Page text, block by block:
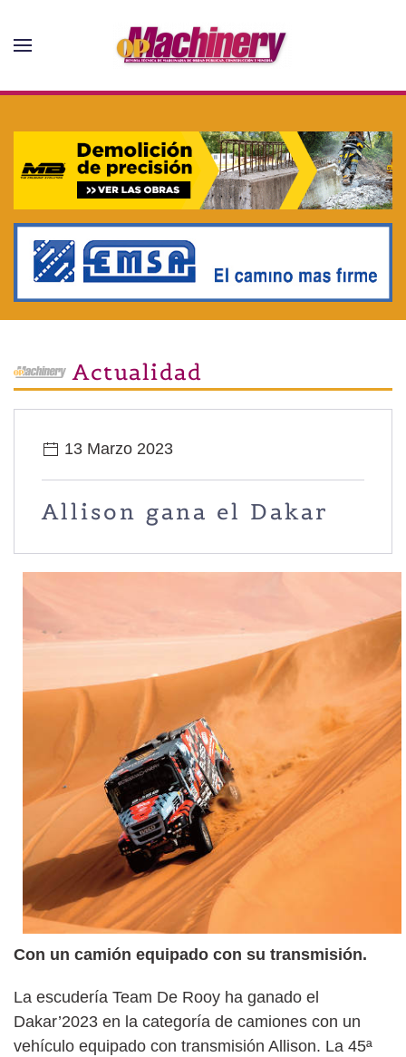
Skip to main content
Actualidad
13 Marzo 2023
Allison gana el Dakar
Con un camión equipado con su transmisión.
La escudería Team De Rooy ha ganado el
Dakar’2023 en la categoría de camiones con un
vehículo equipado con transmisión Allison. La 45ª